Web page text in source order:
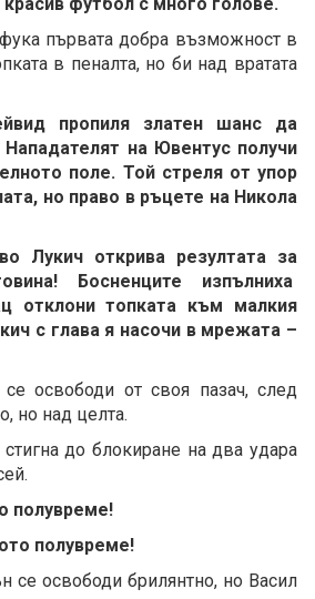
първата добра възможност в
в пеналта, но би над вратата
пропиля златен шанс да
Нападателят на Ювентус получи
поле. Той стреля от упор
но право в ръцете на Никола
Лукич открива резултата за
Босненците изпълниха
отклони топката към малкия
с глава я насочи в мрежата –
освободи от своя пазач, след
но над целта.
до блокиране на два удара
полувреме!
полувреме!
се освободи брилянтно, но Васил